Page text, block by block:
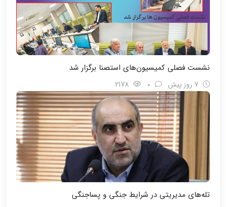
نشست فصلی کمیسیون‌های استصنا برگزار شد
تله‌های مدیریتی در شرایط جنگی و پسا‌جنگی